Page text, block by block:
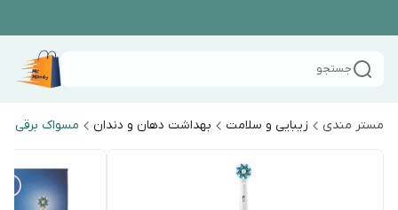
جستجو
مستر مندی زیبایی و سلامت بهداشت دهان و دندان مسواک برقی